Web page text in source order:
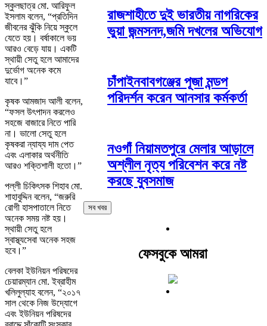
স্কুলছাত্র মো. আরিফুল
ইসলাম বলেন, “প্রতিদিন
জীবনের ঝুঁকি নিয়ে স্কুলে
যেতে হয়। বর্ষাকালে ভয়
আরও বেড়ে যায়। একটি
স্থায়ী সেতু হলে আমাদের
দুর্ভোগ অনেক কমে
যাবে।”
কৃষক আমজাদ আলী বলেন,
“ফসল উৎপাদন করলেও
সহজে বাজারে নিতে পারি
না। ভালো সেতু হলে
কৃষকরা ন্যায্য দাম পেত
এবং এলাকার অর্থনীতি
আরও শক্তিশালী হতো।”
পল্লী চিকিৎসক শিহাব মো.
শাহাবুদ্দিন বলেন, “জরুরি
রোগী হাসপাতালে নিতে
অনেক সময় নষ্ট হয়।
স্থায়ী সেতু হলে
স্বাস্থ্যসেবা অনেক সহজ
হবে।”
বেলকা ইউনিয়ন পরিষদের
চেয়ারম্যান মো. ইব্রাহীম
খলিলুল্যাহ বলেন, “২০১৭
সাল থেকে নিজ উদ্যোগে
এবং ইউনিয়ন পরিষদের
রাজশাহীতে দুই ভারতীয় নাগরিকের
ভুয়া জন্মসনদ,জমি দখলের অভিযোগ
চাঁপাইনবাবগঞ্জের পূজা মন্ডপ
পরিদর্শন করেন আনসার কর্মকর্তা
নওগাঁ নিয়ামতপুরে মেলার আড়ালে
অশ্লীল নৃত্য পরিবেশন করে নষ্ট
করছে যুবসমাজ
সব খবর
ফেসবুকে আমরা